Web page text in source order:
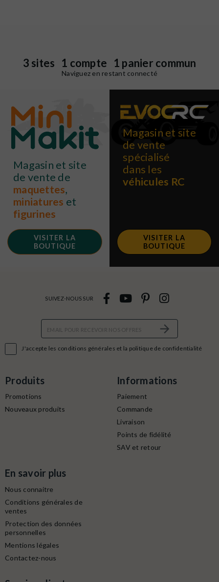
3 sites 1 compte 1 panier commun
Naviguez en restant connecté
Magasin et site
de vente de
maquettes,
miniatures et
figurines
VISITER LA
BOUTIQUE
Magasin et site
de vente
spécialisé
dans les
véhicules RC
VISITER LA
BOUTIQUE
J'accepte les conditions générales et la politique de confidentialité
SUIVEZ-NOUS SUR
Produits
Promotions
Nouveaux produits
Informations
Paiement
Commande
Livraison
Points de fidélité
SAV et retour
En savoir plus
Nous connaitre
Conditions générales de
ventes
Protection des données
personnelles
Mentions légales
Contactez-nous